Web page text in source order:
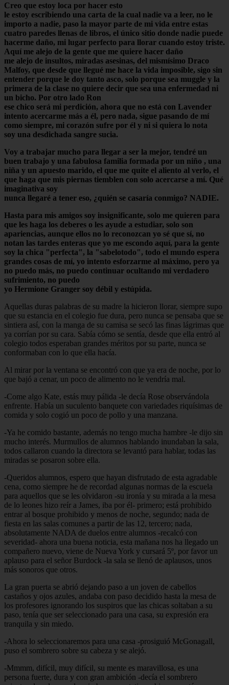
Creo que estoy loca por hacer esto
le estoy escribiendo una carta de la cual nadie va a leer, no le
importo a nadie, paso la mayor parte de mi vida entre estas
cuatro paredes llenas de libros, el único sitio donde nadie puede
hacerme daño, mi lugar perfecto para llorar cuando estoy triste.
Aquí me alejo de la gente que me quiere hacer daño
me alejo de insultos, miradas asesinas, del mismísimo Draco
Malfoy, que desde que llegué me hace la vida imposible, sigo sin
entender porque le doy tanto asco, solo porque sea muggle y la
primera de la clase no quiere decir que sea una enfermedad ni
un bicho. Por otro lado Ron
ese chico será mi perdición, ahora que no está con Lavender
intento acercarme más a él, pero nada, sigue pasando de mí
como siempre, mi corazón sufre por él y ni si quiera lo nota
soy una desdichada sangre sucia.
Voy a trabajar mucho para llegar a ser la mejor, tendré un
buen trabajo y una fabulosa familia formada por un niño , una
niña y un apuesto marido, el que me quite el aliento al verlo, el
que haga que mis piernas tiemblen con solo acercarse a mí. Qué
imaginativa soy
nunca llegaré a tener eso, ¿quién se casaría conmigo? NADIE.
Hasta para mis amigos soy insignificante, solo me quieren para
que les haga los deberes o les ayude a estudiar, solo son
apariencias, aunque ellos no lo reconozcan yo sé que sí, no
notan las tardes enteras que yo me escondo aquí, para la gente
soy la chica "perfecta", la "sabelotodo", todo el mundo espera
grandes cosas de mí, yo intento esforzarme al máximo, pero ya
no puedo más, no puedo continuar ocultando mi verdadero
sufrimiento, no puedo
yo Hermione Granger soy débil y estúpida.
Aquellas duras palabras de su madre la hicieron llorar, siempre supo
que su estancia en el colegio fue dura, pero nunca se pensaba que se
sintiera así, con la manga de su camisa se secó las finas lágrimas que
ya corrían por su cara. Sabía cómo se sentía, desde que ella entró al
colegio todos esperaban grandes méritos por su parte, nunca se
conformaban con lo que ella hacía.
Al mirar por la ventana se encontró con que ya era de noche, por lo
que bajó a cenar, un poco de alimento no le vendría mal.
-Come algo Kate, estás muy pálida -le decía Rose observándola
enfrente. Había un suculento banquete con variedades riquísimas de
comida y solo cogió un poco de pollo y una manzana.
-Ya he comido bastante, además no tengo mucha hambre -le dijo sin
mucho interés. Murmullos de alumnos hablando inundaban la sala,
todos callaron cuando la directora se levantó para hablar, todas las
miradas se posaron sobre ella.
-Queridos alumnos, espero que hayan disfrutado de esta agradable
cena, como siempre he de recordad algunas normas de la escuela
para aquellos que se les olvidaron -su ironía y su mirada a la mesa
de lo leones hizo reír a James, iba por él- primero; está prohibido
entrar al bosque prohibido y menos de noche, segundo; nada de
fiesta en las salas comunes a partir de las 12, tercero; nada,
absolutamente NADA de duelos entre alumnos -recalcó con
severidad- ahora una buena noticia, esta mañana nos ha llegado un
compañero nuevo, viene de Nueva York y cursará 5º, por favor un
aplauso para el señor Burdock -la sala se llenó de aplausos, unos
más sonoros que otros.
La gran puerta se abrió dejando paso a un joven de cabellos
castaños y ojos azules, andaba con paso decidido hasta la mesa de
los profesores ignorando los suspiros que las chicas soltaban a su
paso, tenía que ser seleccionado para una casa, su expresión era
tranquila y sin miedo.
-Ahora lo seleccionaremos para una casa -prosiguió McGonagall,
puso el sombrero sobre su cabeza y se alejó.
-Mmmm, difícil, muy difícil, su mente es maravillosa, es una
persona fuerte, dura y con gran ambición -decía el sombrero